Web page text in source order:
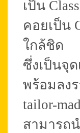
เป็น
คอยเป็น
ใกล้ชิด
ซึ่งเป็นจุ
พร้อมลง
tailor-
สามารถ